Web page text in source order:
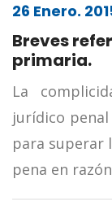
26 Enero.
Breves
primaria.
La
jurídico
para superar
pena en